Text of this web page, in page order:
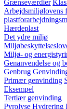
Grænseværdier
Arbejdsmiljølovens
Hærdeplast
Det ydre miljø
Miljø- og
Genanvendelse og
Genbrug
Primær genvinding
Eksempel
Tertiær genvinding
Pyrolyse Hydrering